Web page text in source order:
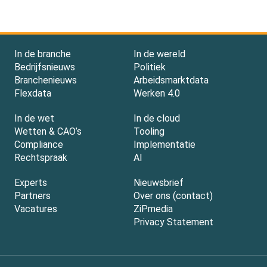
In de branche
Bedrijfsnieuws
Branchenieuws
Flexdata
In de wereld
Politiek
Arbeidsmarktdata
Werken 4.0
In de wet
Wetten & CAO’s
Compliance
Rechtspraak
In de cloud
Tooling
Implementatie
AI
Experts
Partners
Vacatures
Nieuwsbrief
Over ons (contact)
ZiPmedia
Privacy Statement